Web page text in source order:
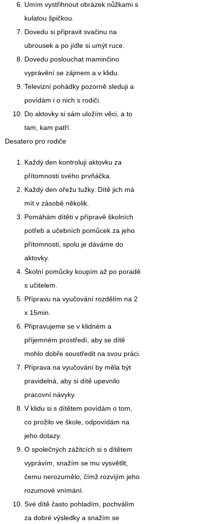
Umím vystřihnout obrázek nůžkami s
kulatou špičkou.
Dovedu si připravit svačinu na
ubrousek a po jídle si umýt ruce.
Dovedu poslouchat maminčino
vyprávění se zájmem a v klidu.
Televizní pohádky pozorně sleduji a
povídám i o nich s rodiči.
Do aktovky si sám uložím věci, a to
tam, kam patří.
Desatero pro rodiče
Každý den kontroluji aktovku za
přítomnosti svého prvňáčka.
Každý den ořežu tužky. Dítě jich má
mít v zásobě několik.
Pomáhám dítěti v přípravě školních
potřeb a učebních pomůcek za jeho
přítomnosti, spolu je dáváme do
aktovky.
Školní pomůcky koupím až po poradě
s učitelem.
Přípravu na vyučování rozdělím na 2
x 15min.
Připravujeme se v klidném a
příjemném prostředí, aby se dítě
mohlo dobře soustředit na svou práci.
Příprava na vyučování by měla být
pravidelná, aby si dítě upevnilo
pracovní návyky.
V klidu si s dítětem povídám o tom,
co prožilo ve škole, odpovídám na
jeho dotazy.
O společných zážitcích si s dítětem
vyprávím, snažím se mu vysvětlit,
čemu nerozumělo, čímž rozvíjím jeho
rozumové vnímání.
Své dítě často pohladím, pochválím
za dobré výsledky a snažím se